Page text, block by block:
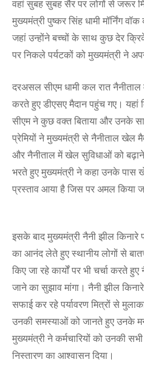
वहां सुबह सुबह सैर पर लोगों से जरूर
मुख्यमंत्री पुष्कर सिंह धामी मॉर्निंग
जहां उन्होंने बच्चों के साथ कुछ देर
पर निकले पर्यटकों को मुख्यमंत्री ने
दरअसल सीएम धामी कल रात
करते हुए डीएसए मैदान पहुंच गए।
सीएम ने कुछ वक्त बिताया और उनके
प्रेमियों ने मुख्यमंत्री से नैनीताल खेल
और नैनीताल में खेल सुविधाओं को बढ़ाने
भरते हुए मुख्यमंत्री ने कहा उनके पास
प्रस्ताव आया है जिस पर अमल किया
इसके बाद मुख्यमंत्री नैनी झील किनारे
का आनंद लेते हुए स्थानीय लोगों से
किए जा रहे कार्यों पर भी चर्चा करते
जाने का सुझाव मांगा। नैनी झील
सफाई कर रहे पर्यावरण मित्रों से
उनकी समस्याओं को जानते हुए उनके
मुख्यमंत्री ने कर्मचारियों को उनकी
निस्तारण का आश्वासन दिया।